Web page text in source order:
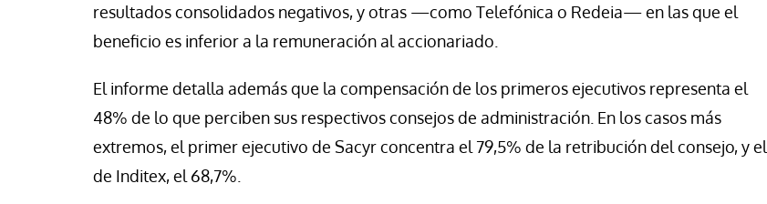
resultados consolidados negativos, y otras —como Telefónica o Redeia— en las que el
beneficio es inferior a la remuneración al accionariado.
El informe detalla además que la compensación de los primeros ejecutivos representa el
48% de lo que perciben sus respectivos consejos de administración. En los casos más
extremos, el primer ejecutivo de Sacyr concentra el 79,5% de la retribución del consejo, y el
de Inditex, el 68,7%.